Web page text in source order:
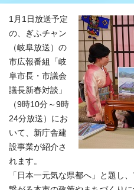
1月1日放送予定
の、ぎふチャン
（岐阜放送）の
市広報番組「岐
阜市長・市議会
議長新春対談」
（9時10分～9時
24分放送）にお
いて、新庁舎建
設事業が紹介さ
れます。
「日本一元気な県都へ」と題し